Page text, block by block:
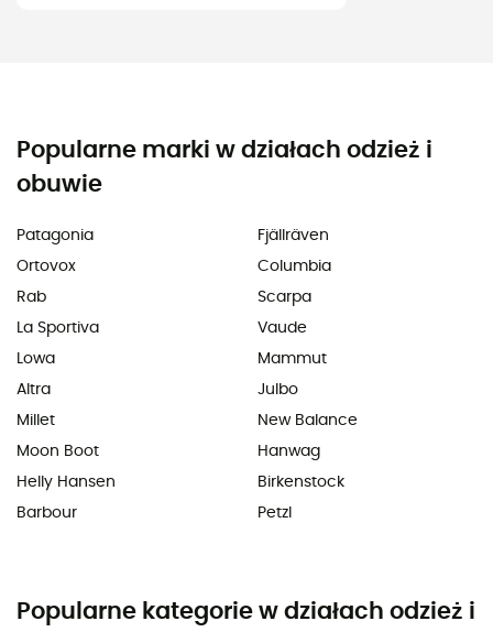
Popularne marki w działach odzież i
obuwie
Patagonia
Ortovox
Rab
La Sportiva
Lowa
Altra
Millet
Moon Boot
Helly Hansen
Barbour
Fjällräven
Columbia
Scarpa
Vaude
Mammut
Julbo
New Balance
Hanwag
Birkenstock
Petzl
Popularne kategorie w działach odzież i